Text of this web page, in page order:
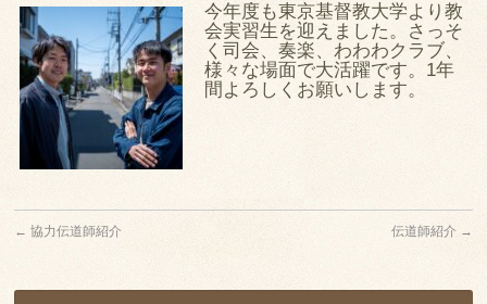
今年度も東京基督教大学より教
会実習生を迎えました。さっそ
く司会、奏楽、わわわクラブ、
様々な場面で大活躍です。1年
間よろしくお願いします。
← 協力伝道師紹介 伝道師紹介 →